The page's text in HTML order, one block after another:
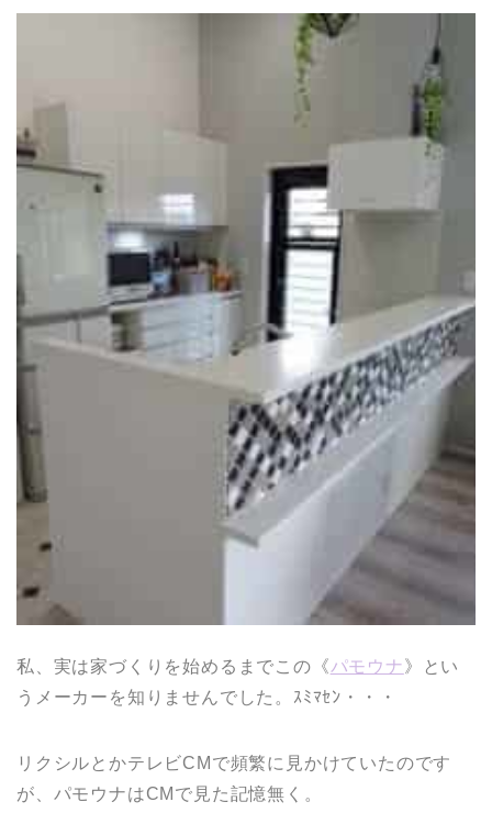
私、実は家づくりを始めるまでこの《パモウナ》とい
うメーカーを知りませんでした。ｽﾐﾏｾﾝ・・・
リクシルとかテレビCMで頻繁に見かけていたのです
が、パモウナはCMで見た記憶無く。